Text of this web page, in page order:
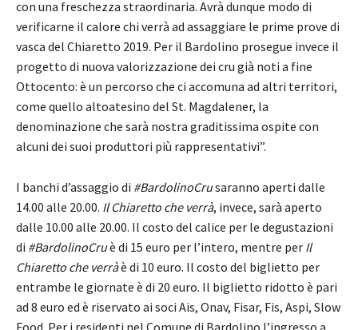
con una freschezza straordinaria. Avrà dunque modo di
verificarne il calore chi verrà ad assaggiare le prime prove di
vasca del Chiaretto 2019. Per il Bardolino prosegue invece il
progetto di nuova valorizzazione dei cru già noti a fine
Ottocento: è un percorso che ci accomuna ad altri territori,
come quello altoatesino del St. Magdalener, la
denominazione che sarà nostra graditissima ospite con
alcuni dei suoi produttori più rappresentativi”.
I banchi d’assaggio di #BardolinoCrusaranno aperti dalle
14.00 alle 20.00. Il Chiaretto che verrà, invece, sarà aperto
dalle 10.00 alle 20.00. Il costo del calice per le degustazioni
di #BardolinoCruè di 15 euro per l’intero, mentre per Il
Chiaretto che verràè di 10 euro. Il costo del biglietto per
entrambe le giornate è di 20 euro. Il biglietto ridotto è pari
ad 8 euro ed è riservato ai soci Ais, Onav, Fisar, Fis, Aspi, Slow
Food. Per i residenti nel Comune di Bardolino l’ingresso a